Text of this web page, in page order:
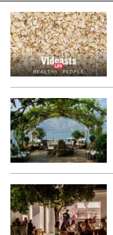
LIFO SHOP
NEWSLETTER
THE GOOD LIFO
LIFOLAND
CITY GUIDE
ΑΜΠΑ
PRINT
Plus